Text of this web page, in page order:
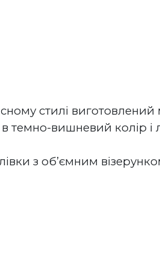
стилі
темно-вишневий колір і
з об’ємним